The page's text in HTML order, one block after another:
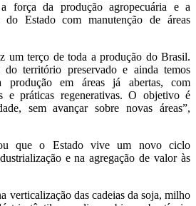
força da produção agropecuária e a
do Estado com manutenção de áreas
um terço de toda a produção do Brasil.
território preservado e ainda temos
produção em áreas já abertas, com
e práticas regenerativas. O objetivo é
sem avançar sobre novas áreas”,
que o Estado vive um novo ciclo
e na agregação de valor às
verticalização das cadeias da soja, milho